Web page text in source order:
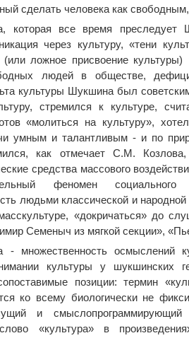
сделать человека как
которая все время
через культуру, «тени
(или ложное присвоение культуры)
людей в обществе,
культуры Шукшина был
стремился к культуре,
«молиться на культуру»,
умным и талантливым - и по
как отмечает С.М.
средства массового
феномен
людьми классической и народной
«докричаться» до
Семеныч из мягкой секции»,
- множественность осмыслений
культуры у шукшинских
позиции: термин
ко всему биологически не
и смыслопрограммирующий
слово «культура» в